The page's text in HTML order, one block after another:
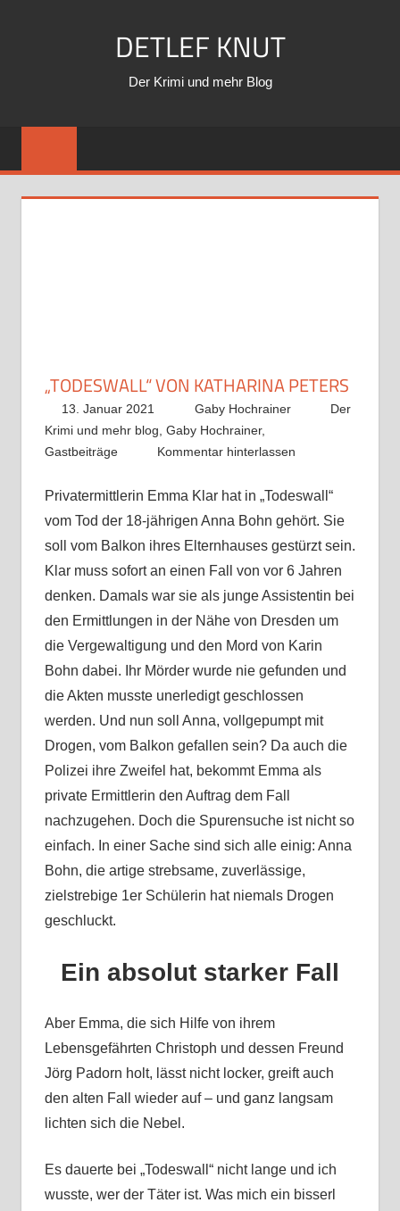
DETLEF KNUT
Der Krimi und mehr Blog
„TODESWALL“ VON KATHARINA PETERS
13. Januar 2021 Gaby Hochrainer
Der
Krimi und mehr blog, Gaby Hochrainer,
Gastbeiträge
Kommentar hinterlassen
Privatermittlerin Emma Klar hat in „Todeswall“
vom Tod der 18-jährigen Anna Bohn gehört. Sie
soll vom Balkon ihres Elternhauses gestürzt sein.
Klar muss sofort an einen Fall von vor 6 Jahren
denken. Damals war sie als junge Assistentin bei
den Ermittlungen in der Nähe von Dresden um
die Vergewaltigung und den Mord von Karin
Bohn dabei. Ihr Mörder wurde nie gefunden und
die Akten musste unerledigt geschlossen
werden. Und nun soll Anna, vollgepumpt mit
Drogen, vom Balkon gefallen sein? Da auch die
Polizei ihre Zweifel hat, bekommt Emma als
private Ermittlerin den Auftrag dem Fall
nachzugehen. Doch die Spurensuche ist nicht so
einfach. In einer Sache sind sich alle einig: Anna
Bohn, die artige strebsame, zuverlässige,
zielstrebige 1er Schülerin hat niemals Drogen
geschluckt.
Ein absolut starker Fall
Aber Emma, die sich Hilfe von ihrem
Lebensgefährten Christoph und dessen Freund
Jörg Padorn holt, lässt nicht locker, greift auch
den alten Fall wieder auf – und ganz langsam
lichten sich die Nebel.
Es dauerte bei „Todeswall“ nicht lange und ich
wusste, wer der Täter ist. Was mich ein bisserl